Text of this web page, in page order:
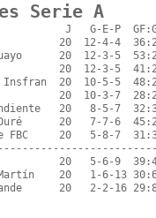
Serie A
J   G-E-P
20  12-4-4
20  12-3-5
20  12-3-5
Insfran  20  10-5-5
20  10-3-7
20   8-5-7
20   7-7-6
FBC     20   5-8-7
20   5-6-9
Martín    20   1-6-13
20   2-2-16